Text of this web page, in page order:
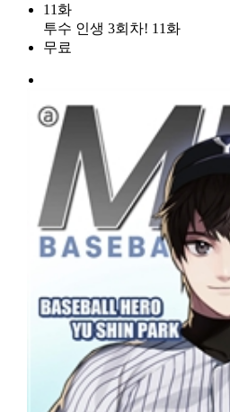
11화
투수 인생 3회차! 11화
무료